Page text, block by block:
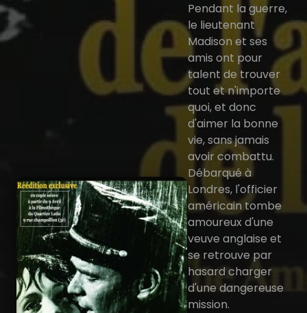
Pendant la guerre,
le lieutenant
Madison et ses
amis ont pour
talent de trouver
tout et n'importe
quoi, et donc
d'aimer la bonne
vie, sans jamais
avoir combattu.
Débarqué à
Londres, l'officier
américain tombe
amoureux d'une
veuve anglaise et
se retrouve par
hasard charger
d'une dangereuse
mission.